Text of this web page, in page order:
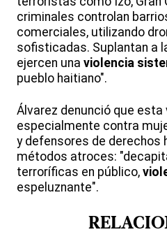
criminales controlan
comerciales, utilizando
sofisticadas. Suplantan a
ejercen una violencia
pueblo haitiano".
Álvarez denunció que
especialmente contra
y defensores de derechos
métodos atroces:
terroríficas en público,
espeluznante".